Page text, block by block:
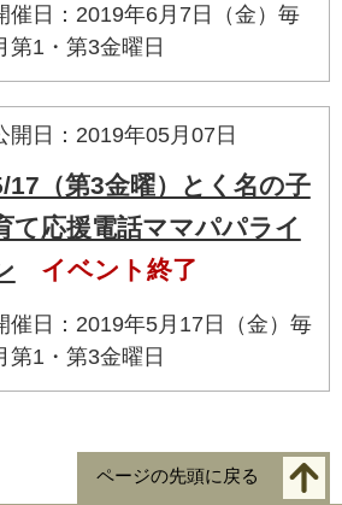
催日：2019年6月7日（金）毎
第1・第3金曜日
開日：2019年05月07日
17（第3金曜）とく名の子
て応援電話ママパパライ
イベント終了
催日：2019年5月17日（金）毎
第1・第3金曜日
ページの先頭に戻る